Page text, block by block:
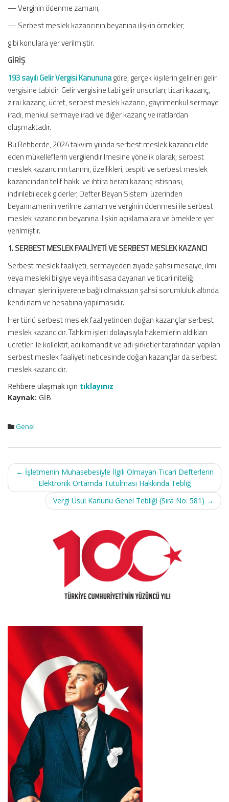
— Verginin ödenme zamanı,
— Serbest meslek kazancının beyanına ilişkin örnekler,
gibi konulara yer verilmiştir.
GİRİŞ
193 sayılı Gelir Vergisi Kanununagöre, gerçek kişilerin gelirleri gelir
vergisine tabidir. Gelir vergisine tabi gelir unsurları; ticari kazanç,
zirai kazanç, ücret, serbest meslek kazancı, gayrimenkul sermaye
iradı, menkul sermaye iradı ve diğer kazanç ve iratlardan
oluşmaktadır.
Bu Rehberde, 2024 takvim yılında serbest meslek kazancı elde
eden mükelleflerin vergilendirilmesine yönelik olarak; serbest
meslek kazancının tanımı, özellikleri, tespiti ve serbest meslek
kazancından telif hakkı ve ihtira beratı kazanç istisnası,
indirilebilecek giderler, Defter Beyan Sistemi üzerinden
beyannamenin verilme zamanı ve verginin ödenmesi ile serbest
meslek kazancının beyanına ilişkin açıklamalara ve örneklere yer
verilmiştir.
1. SERBEST MESLEK FAALİYETİ VE SERBEST MESLEK KAZANCI
Serbest meslek faaliyeti, sermayeden ziyade şahsi mesaiye, ilmi
veya mesleki bilgiye veya ihtisasa dayanan ve ticari niteliği
olmayan işlerin işverene bağlı olmaksızın şahsi sorumluluk altında
kendi nam ve hesabına yapılmasıdır.
Her türlü serbest meslek faaliyetinden doğan kazançlar serbest
meslek kazancıdır. Tahkim işleri dolayısıyla hakemlerin aldıkları
ücretler ile kollektif, adi komandit ve adi şirketler tarafından yapılan
serbest meslek faaliyeti neticesinde doğan kazançlar da serbest
meslek kazancıdır.
Rehbere ulaşmak için tıklayınız
Kaynak: GİB
Genel
Post
navigation
← İşletmenin Muhasebesiyle İlgili Olmayan Ticari Defterlerin
Elektronik Ortamda Tutulması Hakkında Tebliğ
Vergi Usul Kanunu Genel Tebliği (Sıra No: 581) →